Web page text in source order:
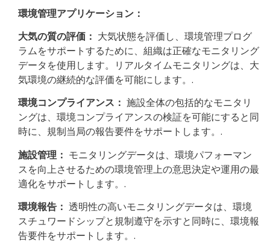
環境管理アプリケーション：
大気の質の評価： 大気状態を評価し、環境管理プログ
ラムをサポートするために、組織は正確なモニタリング
データを使用します。リアルタイムモニタリングは、大
気環境の継続的な評価を可能にします。.
環境コンプライアンス： 施設全体の包括的なモニタリ
ングは、環境コンプライアンスの検証を可能にすると同
時に、規制当局の報告要件をサポートします。.
施設管理： モニタリングデータは、環境パフォーマン
スを向上させるための環境管理上の意思決定や運用の最
適化をサポートします。.
環境報告： 透明性の高いモニタリングデータは、環境
スチュワードシップと規制遵守を示すと同時に、環境報
告要件をサポートします。.